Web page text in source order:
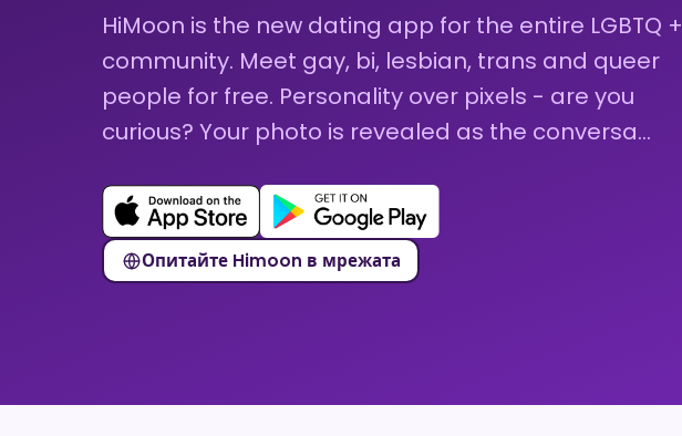
HiMoon is the new dating app for the entire LGBTQ +
community. Meet gay, bi, lesbian, trans and queer
people for free. Personality over pixels - are you
curious? Your photo is revealed as the conversa…
Опитайте Himoon в мрежата